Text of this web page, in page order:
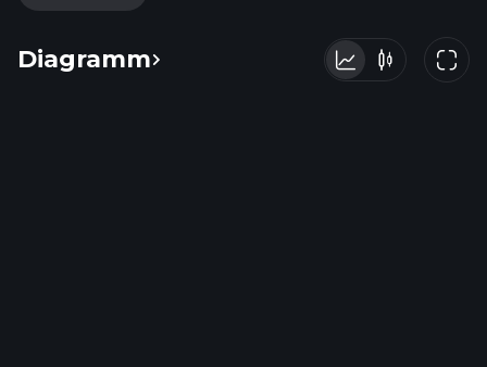
Diagramm